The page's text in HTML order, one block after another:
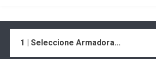
1 | Seleccione Armadora...